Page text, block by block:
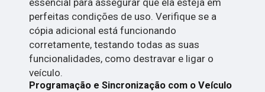
essencial para assegurar que ela esteja em
perfeitas condições de uso. Verifique se a
cópia adicional está funcionando
corretamente, testando todas as suas
funcionalidades, como destravar e ligar o
veículo.
Programação e Sincronização com o Veículo